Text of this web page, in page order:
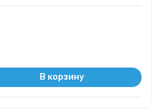
В корзину